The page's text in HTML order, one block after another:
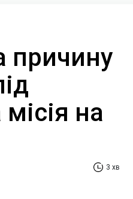
причину
на
3 хв